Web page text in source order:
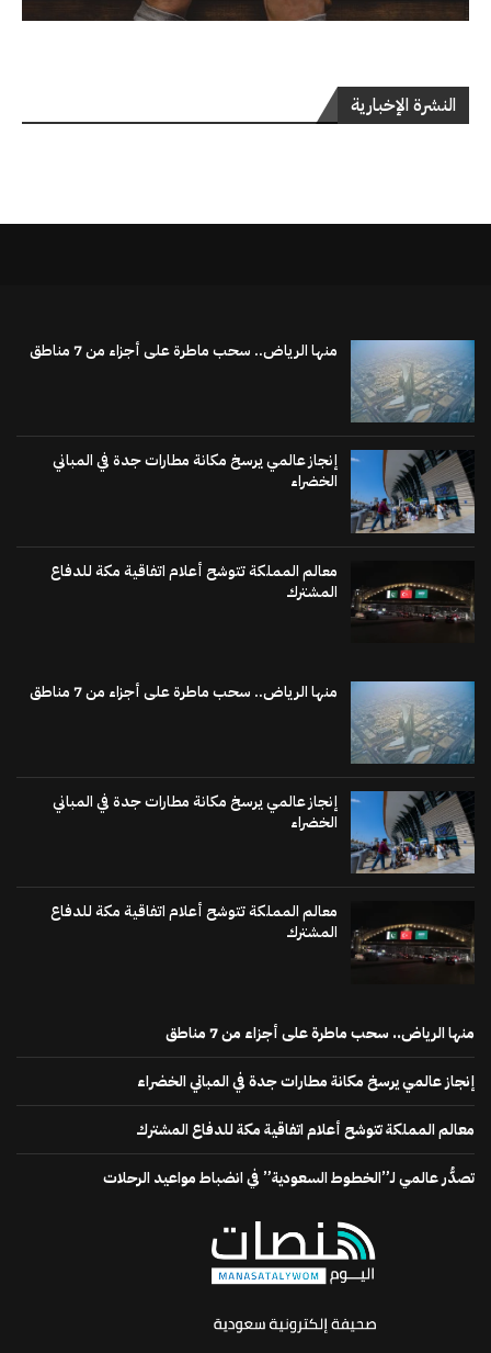
النشرة الإخبارية
منها الرياض.. سحب ماطرة على أجزاء من 7 مناطق
إنجاز عالمي يرسخ مكانة مطارات جدة في المباني
الخضراء
معالم المملكة تتوشح أعلام اتفاقية مكة للدفاع
المشترك
منها الرياض.. سحب ماطرة على أجزاء من 7 مناطق
إنجاز عالمي يرسخ مكانة مطارات جدة في المباني
الخضراء
معالم المملكة تتوشح أعلام اتفاقية مكة للدفاع
المشترك
منها الرياض.. سحب ماطرة على أجزاء من 7 مناطق
إنجاز عالمي يرسخ مكانة مطارات جدة في المباني الخضراء
معالم المملكة تتوشح أعلام اتفاقية مكة للدفاع المشترك
تصدُّر عالمي لـ”الخطوط السعودية” في انضباط مواعيد الرحلات